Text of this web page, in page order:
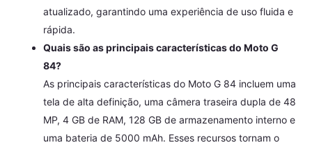
atualizado, garantindo uma experiência de uso fluida e
rápida.
Quais são as principais características do Moto G
84?
As principais características do Moto G 84 incluem uma
tela de alta definição, uma câmera traseira dupla de 48
MP, 4 GB de RAM, 128 GB de armazenamento interno e
uma bateria de 5000 mAh. Esses recursos tornam o